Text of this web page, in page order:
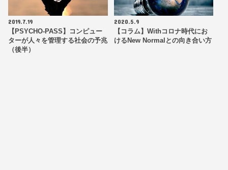
2019.7.19
【PSYCHO-PASS】コンピュー
ターが人々を管理する社会の予兆
（後半）
2020.5.9
【コラム】Withコロナ時代にお
けるNew Normalとの向き合い方